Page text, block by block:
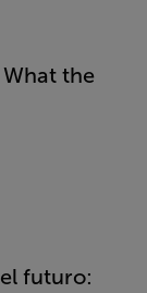
the
futuro: